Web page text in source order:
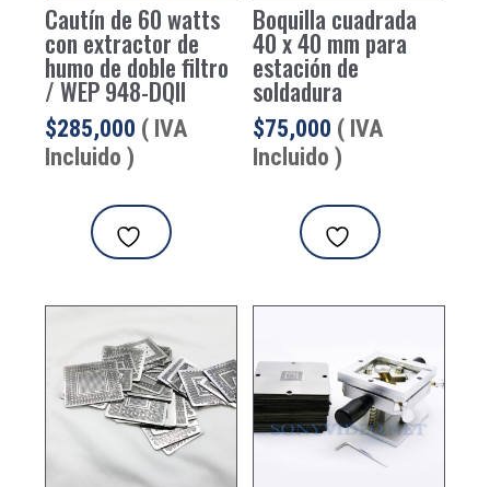
Cautín de 60 watts
con extractor de
humo de doble filtro
/ WEP 948-DQII
$285,000 ( IVA
Incluido )
Boquilla cuadrada
40 x 40 mm para
estación de
soldadura
$75,000 ( IVA
Incluido )